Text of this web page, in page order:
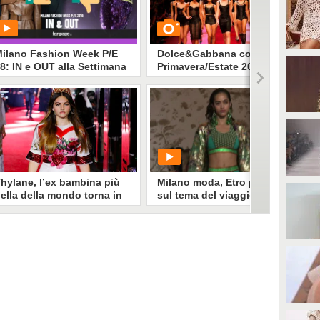
Fashion Week P/E
IN e OUT alla Settimana
Moda
PLAY
1697957• diStile e trend
l’ex bambina più
della mondo torna in
per
Dolce&Gabbana collezione
Primavera/Estate 2018
GUARDA
194938 • diStile e trend
Milano moda, Etro punta
sul tema del viaggio